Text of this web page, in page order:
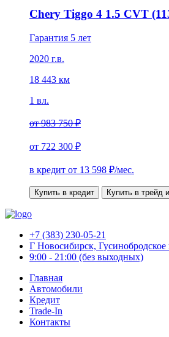
Chery Tiggo 4 1.5 CVT
Гарантия 5 лет
2020 г.в.
18 443 км
1 вл.
от983 750 ₽
от 722 300 ₽
в кредит от 13 598 ₽/мес.
Купить в кредит Купить в трейд
+7 (383) 230-05-21
Г Новосибирск, Гусинобродское
9:00 - 21:00 (без выходных)
Главная
Автомобили
Кредит
Trade-In
Контакты